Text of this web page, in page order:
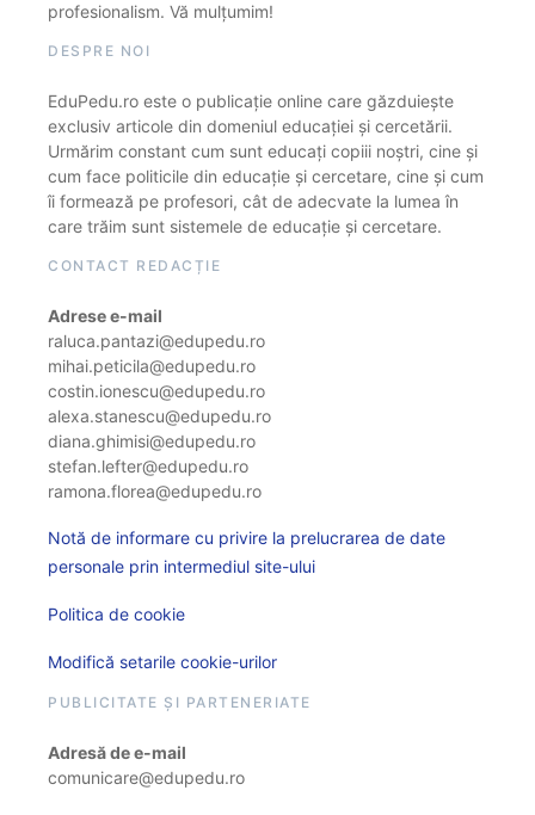
profesionalism. Vă mulțumim!
DESPRE NOI
EduPedu.ro este o publicație online care găzduiește
exclusiv articole din domeniul educației și cercetării.
Urmărim constant cum sunt educați copiii noștri, cine și
cum face politicile din educație și cercetare, cine și cum
îi formează pe profesori, cât de adecvate la lumea în
care trăim sunt sistemele de educație și cercetare.
CONTACT REDACȚIE
Adrese e-mail
raluca.pantazi@edupedu.ro
mihai.peticila@edupedu.ro
costin.ionescu@edupedu.ro
alexa.stanescu@edupedu.ro
diana.ghimisi@edupedu.ro
stefan.lefter@edupedu.ro
ramona.florea@edupedu.ro
Notă de informare cu privire la prelucrarea de date
personale prin intermediul site-ului
Politica de cookie
Modifică setarile cookie-urilor
PUBLICITATE ȘI PARTENERIATE
Adresă de e-mail
comunicare@edupedu.ro